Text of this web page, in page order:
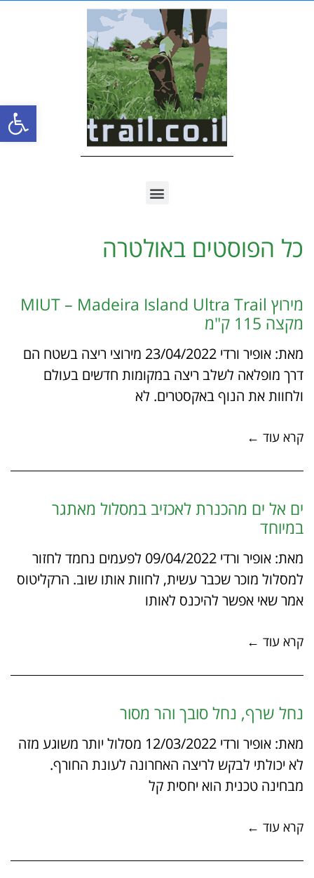
פתח
כל הפוסטים באולטרה
מירוץ MIUT – Madeira Island Ultra Trail
מקצה 115 ק"מ
מאת: אופיר ורדי 23/04/2022 מירוצי ריצה בשטח הם
דרך מופלאה לשלב ריצה במקומות חדשים בעולם
ולחוות את הנוף באקסטרים. לא
קרא עוד ←
ים אל ים מהכנרת לאכזיב במסלול מאתגר
במיוחד
מאת: אופיר ורדי 09/04/2022 לפעמים נחמד לחזור
למסלול מוכר שכבר עשית, לחוות אותו שוב. הרקליטוס
אמר שאי אפשר להיכנס לאותו
קרא עוד ←
נחל שרף, נחל סובך והר מסור
מאת: אופיר ורדי 12/03/2022 מסלול יותר משוגע מזה
לא יכולתי לבקש לריצה האחרונה לעונת החורף.
מבחינה טכנית הוא יחסית קל
קרא עוד ←